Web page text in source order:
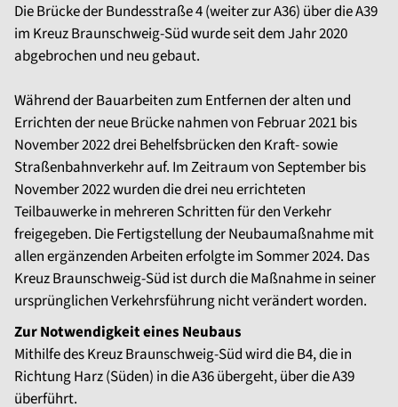
Die Brücke der Bundesstraße 4 (weiter zur A36) über die A39
im Kreuz Braunschweig-Süd wurde seit dem Jahr 2020
abgebrochen und neu gebaut.
Während der Bauarbeiten zum Entfernen der alten und
Errichten der neue Brücke nahmen von Februar 2021 bis
November 2022 drei Behelfsbrücken den Kraft- sowie
Straßenbahnverkehr auf. Im Zeitraum von September bis
November 2022 wurden die drei neu errichteten
Teilbauwerke in mehreren Schritten für den Verkehr
freigegeben. Die Fertigstellung der Neubaumaßnahme mit
allen ergänzenden Arbeiten erfolgte im Sommer 2024. Das
Kreuz Braunschweig-Süd ist durch die Maßnahme in seiner
ursprünglichen Verkehrsführung nicht verändert worden.
Zur Notwendigkeit eines Neubaus
Mithilfe des Kreuz Braunschweig-Süd wird die B4, die in
Richtung Harz (Süden) in die A36 übergeht, über die A39
überführt.